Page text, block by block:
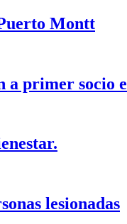
Montt
a primer socio
lesionadas